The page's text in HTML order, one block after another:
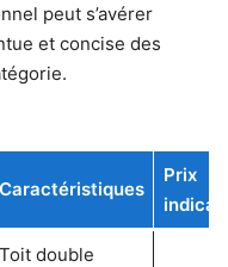
peut s’avérer
et concise des
Caractéristiques
Prix
Toit double